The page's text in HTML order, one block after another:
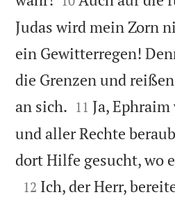
Judas wird mein Zorn
ein Gewitterregen!
die Grenzen und
an sich. 

11 Ja,
und aller Rechte
dort Hilfe gesucht, wo

12 Ich, der Herr,